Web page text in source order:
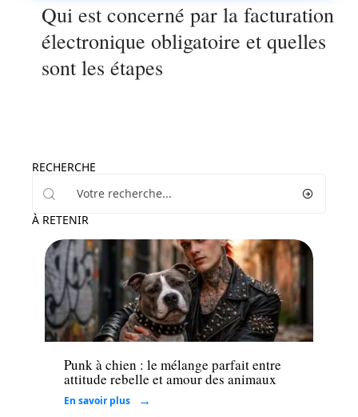
Qui est concerné par la facturation
électronique obligatoire et quelles
sont les étapes
RECHERCHE
À RETENIR
Famille
Punk à chien : le mélange parfait entre
attitude rebelle et amour des animaux
En savoir plus